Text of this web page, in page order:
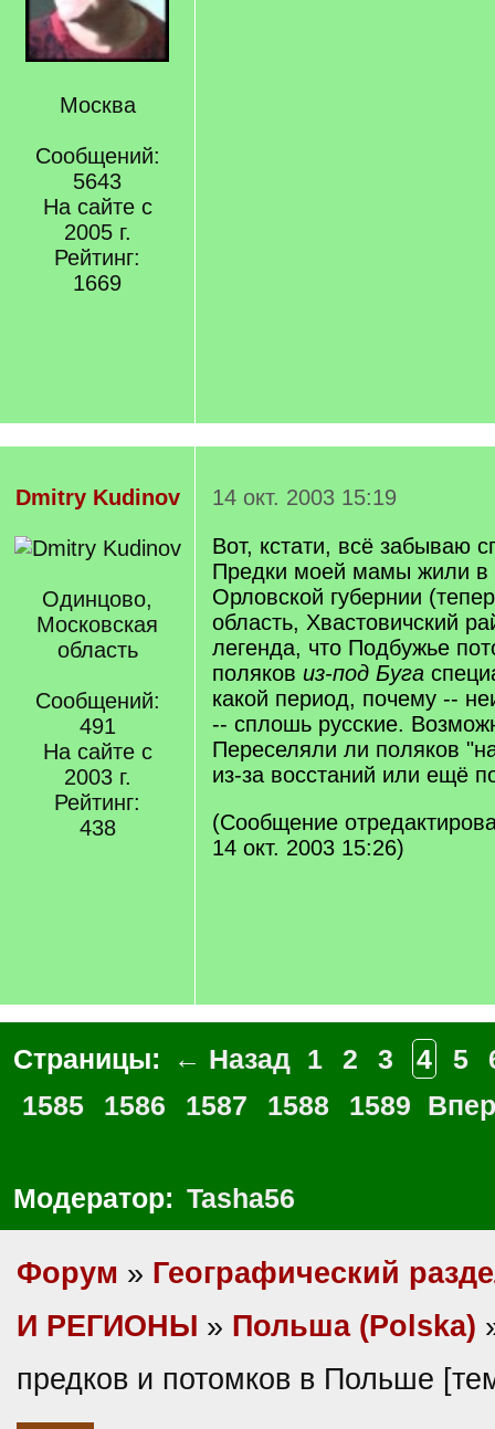
Москва
Сообщений:
5643
На сайте с
2005 г.
Рейтинг:
1669
Dmitry Kudinov
Одинцово,
Московская
область
Сообщений:
491
На сайте с
2003 г.
Рейтинг:
438
14 окт. 2003 15:19
Вот, кстати, всё забываю
Предки моей мамы жили
Орловской губернии
область, Хвастовичский
легенда, что Подбужье
поляков из-под Буга
какой период, почему --
-- сплошь русские.
Переселяли ли поляков
из-за восстаний или ещё
(Сообщение
14 окт. 2003 15:26)
Страницы: ← Назад 1 2 3 4 5
1585
1586 1587 1588 1589
Модератор: Tasha56
Форум » Географический
И РЕГИОНЫ » Польша (Polska)
предков и потомков в Польше